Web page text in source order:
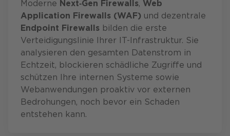
Moderne Next‑Gen Firewalls, Web
Application Firewalls (WAF) und dezentrale
Endpoint Firewalls bilden die erste
Verteidigungslinie Ihrer IT-Infrastruktur. Sie
analysieren den gesamten Datenstrom in
Echtzeit, blockieren schädliche Zugriffe und
schützen Ihre internen Systeme sowie
Webanwendungen proaktiv vor externen
Bedrohungen, noch bevor ein Schaden
entstehen kann.